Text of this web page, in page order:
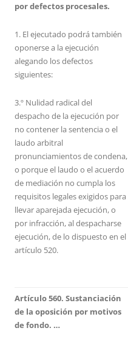
por defectos procesales.
1. El ejecutado podrá también
oponerse a la ejecución
alegando los defectos
siguientes:
3.º Nulidad radical del
despacho de la ejecución por
no contener la sentencia o el
laudo arbitral
pronunciamientos de condena,
o porque el laudo o el acuerdo
de mediación no cumpla los
requisitos legales exigidos para
llevar aparejada ejecución, o
por infracción, al despacharse
ejecución, de lo dispuesto en el
artículo 520.
Artículo 560. Sustanciación
de la oposición por motivos
de fondo. …